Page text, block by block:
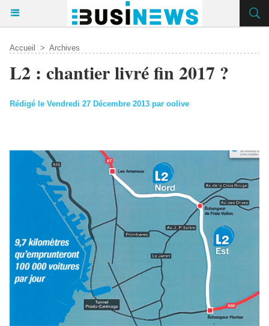
Accueil > Archives
L2 : chantier livré fin 2017 ?
Rédigé le Vendredi 27 Décembre 2013 par oolive